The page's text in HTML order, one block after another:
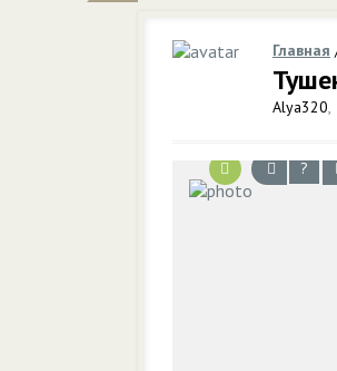
Главная
Alya320,
?